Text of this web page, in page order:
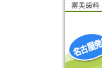
審美歯科